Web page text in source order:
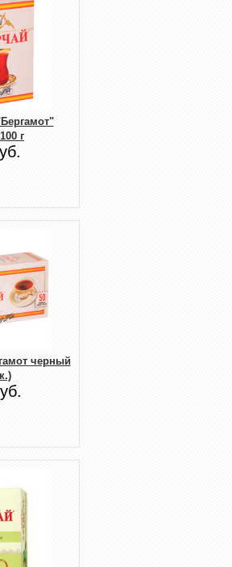
г
черный